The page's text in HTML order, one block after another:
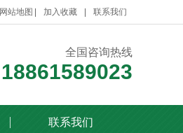
网站地图 加入收藏 联系我们
全国咨询热线
18861589023
联系我们